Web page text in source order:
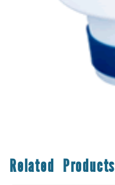
Related Products